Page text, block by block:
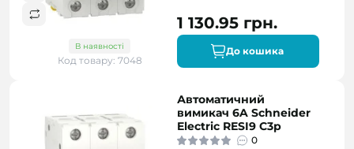
В наявності
Код товару: 7048
1 130.95 грн.
До кошика
Автоматичний
вимикач 6A Schneider
Electric RESI9 C3р
0